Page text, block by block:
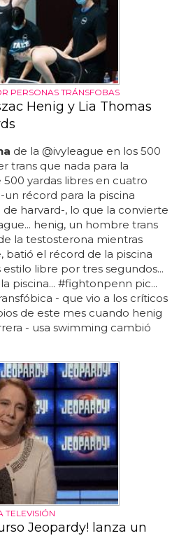
PERSONAS TRÁNSFOBAS
Henig y Lia Thomas
de la @ivyleague en los 500
trans que nada para la
yardas libres en cuatro
un récord para la piscina
harvard-, lo que la convierte
henig, un hombre trans
la testosterona mientras
batió el récord de la piscina
libre por tres segundos...
piscina... #fightonpenn pic...
- que vio a los críticos
de este mes cuando henig
- usa swimming cambió
TELEVISIÓN
Jeopardy! lanza un